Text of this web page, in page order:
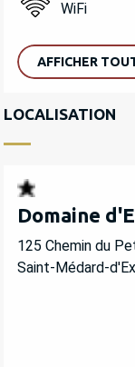
WiFi
AFFICHER
LOCALISATION
Domaine
125 Chemin du
Saint-Médard-